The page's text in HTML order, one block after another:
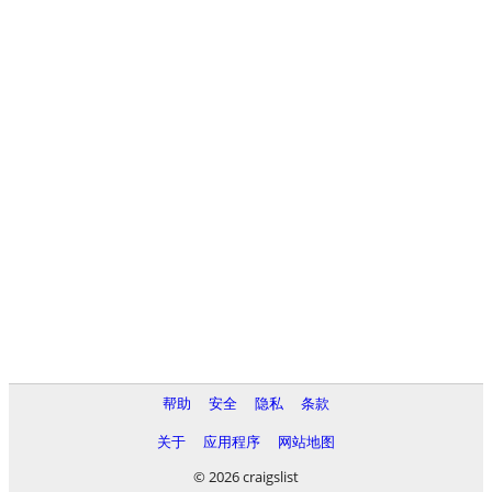
帮助 安全 隐私
条款
关于
应用程序
网站地图
© 2026 craigslist